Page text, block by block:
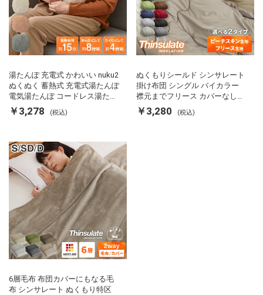
湯たんぽ 充電式 かわいい nuku2
ぬくぬく 蓄熱式 充電式湯たんぽ
電気湯たんぽ コードレス湯たん
ぽ エコ 節電 節約 省エネ 充電式
エコ電気あんか EWT-2143 スリ
￥3,278 (税込)
ぬくもりシールド シンサレート
掛け布団 シングル バイカラー
襟元までフリース カバーなしで
使える 軽い 丸洗い 断熱 保温 抗
菌防臭 洗える 防ダニ 軽量 ホコ
￥3,280 (税込)
6層毛布 布団カバーにもなる毛
布 シンサレート ぬくもり特区